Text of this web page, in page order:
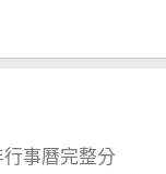
行事曆完整分